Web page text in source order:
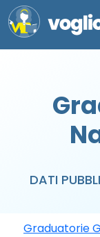
DATI
Graduatorie